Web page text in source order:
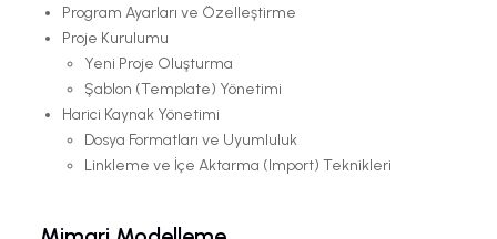
Program Ayarları ve Özelleştirme
Proje Kurulumu
Yeni Proje Oluşturma
Şablon (Template) Yönetimi
Harici Kaynak Yönetimi
Dosya Formatları ve Uyumluluk
Linkleme ve İçe Aktarma (Import) Teknikleri